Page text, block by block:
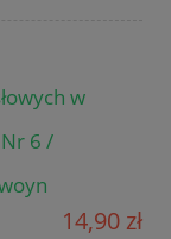
w
6 /
14,90 zł